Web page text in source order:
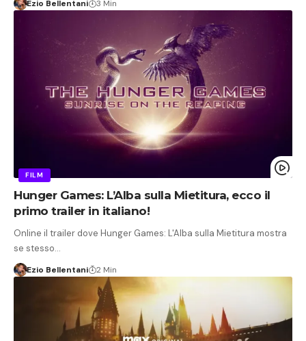
Ezio Bellentani 3 Min
FILM
Hunger Games: L’Alba sulla Mietitura, ecco il
primo trailer in italiano!
Online il trailer dove Hunger Games: L'Alba sulla Mietitura mostra
se stesso…
Ezio Bellentani 2 Min